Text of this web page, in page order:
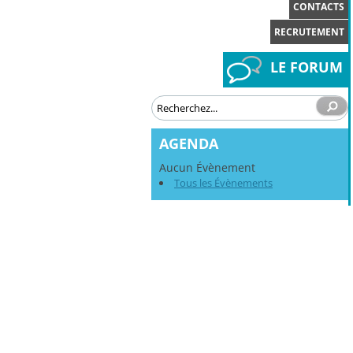
CONTACTS
RECRUTEMENT
LE FORUM
AGENDA
Aucun Évènement
Tous les Évènements